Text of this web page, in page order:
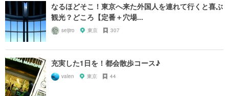
なるほどそこ！東京へ来た外国人を連れて行くと喜ぶ
観光？どころ【定番＋穴場...
seijiro 東京 307
充実した1日を！都会散歩コース♪
valen 東京 44